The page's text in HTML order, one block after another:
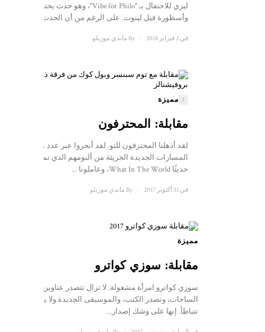
ليزي للاحتفال بـ "Vibe for Philo"، وهو حدث يحتفي بحياة
وأسطورة فيل لينوت. على الرغم من أن الحدث ...
في 2 فبراير 2018 ماندي موريلو
مميزة 1
مقابلة: المحترفون
لقد أذهلنا المحترفون للتو. لقد أبحروا عبر عدد من
المسارات الجديدة الجريئة من ألبومهم الذي تم إصداره
حديثًا What In The World، وعاملونا ...
في 31 أكتوبر 2017 ماندي موريلو
مميزة
مقابلة: سوزي كواترو
سوزي كواترو امرأة مشغولة. لا تزال تتصدر عناوين
الساحات، وتصدر الكتب، والموسيقى الجديدة ولا يبدو أنها
تتباطأ. إنها على وشك إصدار...